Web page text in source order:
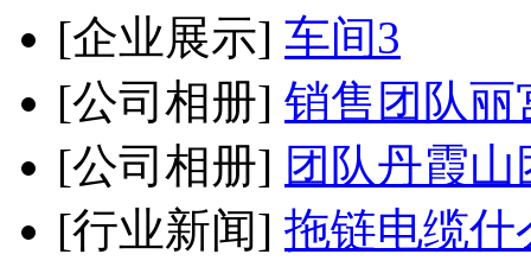
[企业展示] 车间3
[公司相册] 销售团队丽
[公司相册] 团队丹霞山
[行业新闻] 拖链电缆什